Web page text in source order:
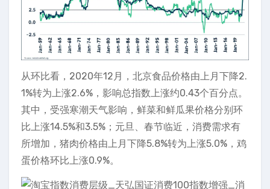
从环比看，2020年12月，北京食品价格由上月下降2.
1%转为上涨2.6%，影响总指数上涨约0.43个百分点。
其中，受强寒潮天气影响，鲜菜和鲜瓜果价格分别环
比上涨14.5%和3.5%；元旦、春节临近，消费需求有
所增加，猪肉价格由上月下降5.8%转为上涨5.0%，鸡
蛋价格环比上涨0.9%。